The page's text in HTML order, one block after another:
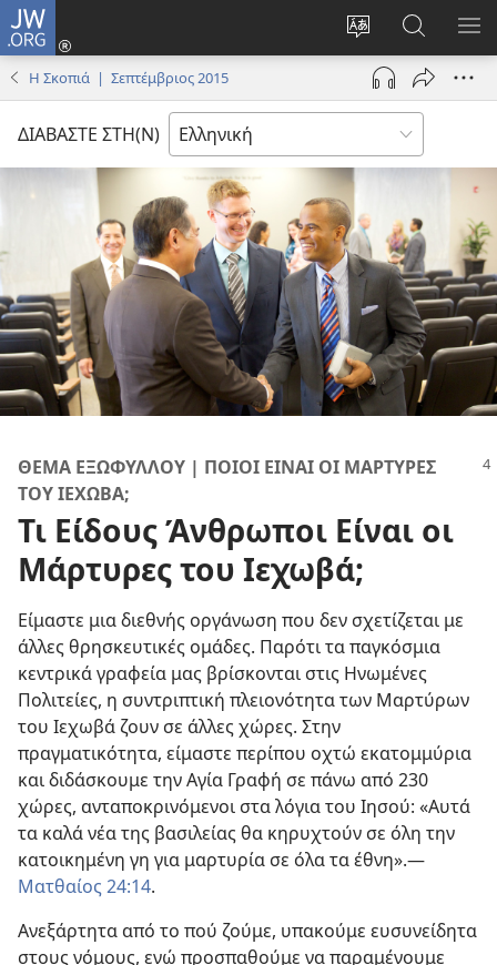
JW.ORG
Αλλαγή
γλώσσας
ιστότοπου
Σύνδεση
(ανοίγει
παράθυρο)
στο
JW.ORG
Η Σκοπιά | Σεπτέμβριος 2015
ΔΙΑΒΑΣΤΕ ΣΤΗ(Ν)
ΘΕΜΑ ΕΞΩΦΥΛΛΟΥ | ΠΟΙΟΙ ΕΙΝΑΙ ΟΙ ΜΑΡΤΥΡΕΣ
ΤΟΥ ΙΕΧΩΒΑ;
Τι Είδους Άνθρωποι Είναι οι
Μάρτυρες του Ιεχωβά;
Είμαστε μια διεθνής οργάνωση που δεν σχετίζεται με
άλλες θρησκευτικές ομάδες. Παρότι τα παγκόσμια
κεντρικά γραφεία μας βρίσκονται στις Ηνωμένες
Πολιτείες, η συντριπτική πλειονότητα των Μαρτύρων
του Ιεχωβά ζουν σε άλλες χώρες. Στην
πραγματικότητα, είμαστε περίπου οχτώ εκατομμύρια
και διδάσκουμε την Αγία Γραφή σε πάνω από 230
χώρες, ανταποκρινόμενοι στα λόγια του Ιησού: «Αυτά
τα καλά νέα της βασιλείας θα κηρυχτούν σε όλη την
κατοικημένη γη για μαρτυρία σε όλα τα έθνη».—
Ματθαίος 24:14.
Ανεξάρτητα από το πού ζούμε, υπακούμε ευσυνείδητα
στους νόμους, ενώ προσπαθούμε να παραμένουμε